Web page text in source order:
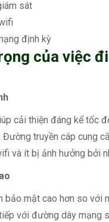
sát
định kỳ
của việc
cải thiện đáng kể tốc
Đường truyền cáp cung
và ít bị ảnh hưởng bởi
bảo mật cao hơn so với
với đường dây mạng